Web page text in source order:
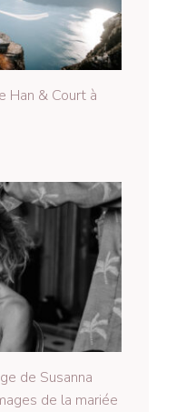
Han & Court à
de Susanna
de la mariée